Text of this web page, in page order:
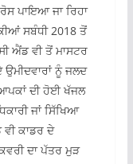
ਪਾਇਆ ਜਾ ਰਿਹਾ
ਸਬੰਧੀ 2018 ਤੋਂ
ਐਂਡ ਵੀ ਤੋਂ ਮਾਸਟਰ
ਨੂੰ ਜਲਦ
ਦੀ ਹੋਈ ਖੱਜਲ
ਜਾਂ ਸਿੱਖਿਆ
ਕਾਡਰ ਦੇ
ਦਾ ਪੱਤਰ ਮੁੜ